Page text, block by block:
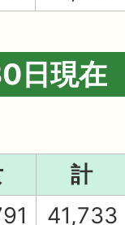
日現在
計
41,733